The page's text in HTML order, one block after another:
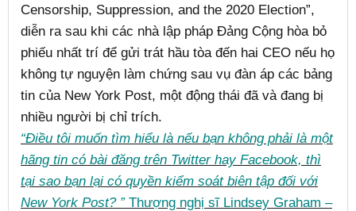
Censorship, Suppression, and the 2020 Election”,
diễn ra sau khi các nhà lập pháp Đảng Cộng hòa bỏ
phiếu nhất trí để gửi trát hầu tòa đến hai CEO nếu họ
không tự nguyện làm chứng sau vụ đàn áp các bảng
tin của New York Post, một động thái đã và đang bị
nhiều người bị chỉ trích.
“Điều tôi muốn tìm hiểu là nếu bạn không phải là một
hãng tin có bài đăng trên Twitter hay Facebook, thì
tại sao bạn lại có quyền kiểm soát biên tập đối với
New York Post? ” Thượng nghị sĩ Lindsey Graham –